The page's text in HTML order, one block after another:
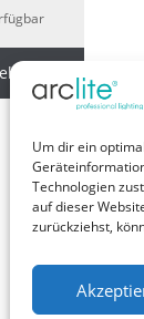
Um dir ein
Technologien
auf dieser
zurückziehst,